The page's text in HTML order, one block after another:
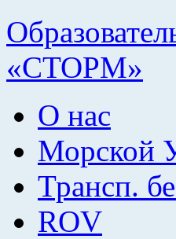
«СТОРМ»
О нас
Морской
Трансп.
ROV